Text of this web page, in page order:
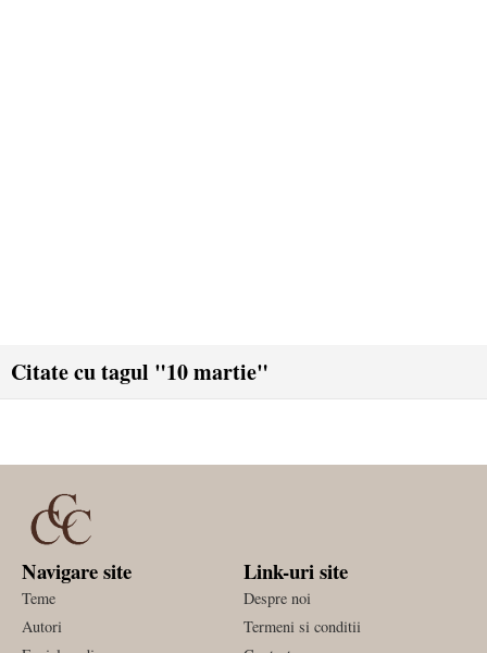
Citate cu tagul "10 martie"
Navigare site
Teme
Autori
Link-uri site
Despre noi
Termeni si conditii